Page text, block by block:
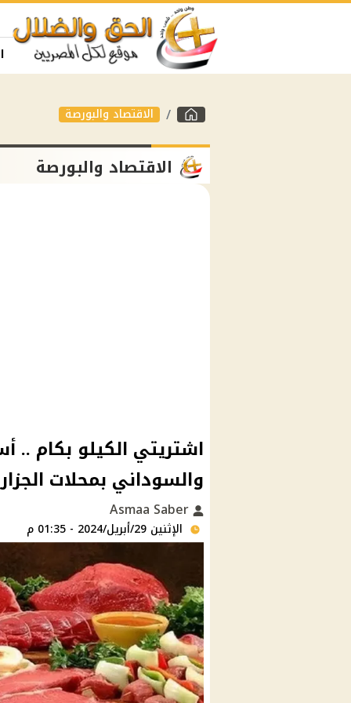
الاقتصاد والبورصة
الاقتصاد والبورصة
اشتريتي الكيلو بكام ..
والسوداني بمحلات
الإثنين 29/أبريل/2024 - 01:35 م